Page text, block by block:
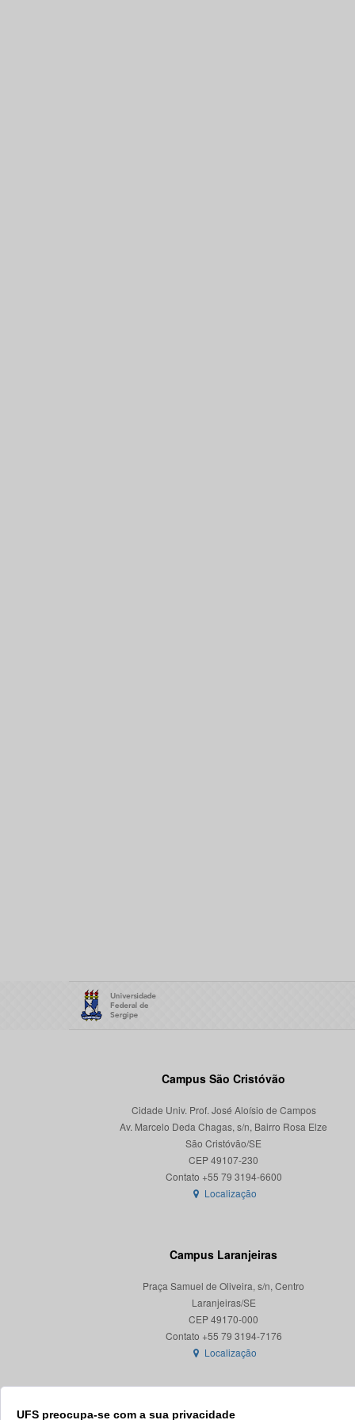
UFS preocupa-se com a sua privacidade
Campus São Cristóvão
Cidade Univ. Prof. José Aloísio de Campos
Av. Marcelo Deda Chagas, s/n, Bairro Rosa Elze
São Cristóvão/SE
CEP 49107-230
Localização
Campus Laranjeiras
Praça Samuel de Oliveira, s/n, Centro
Laranjeiras/SE
CEP 49170-000
Localização